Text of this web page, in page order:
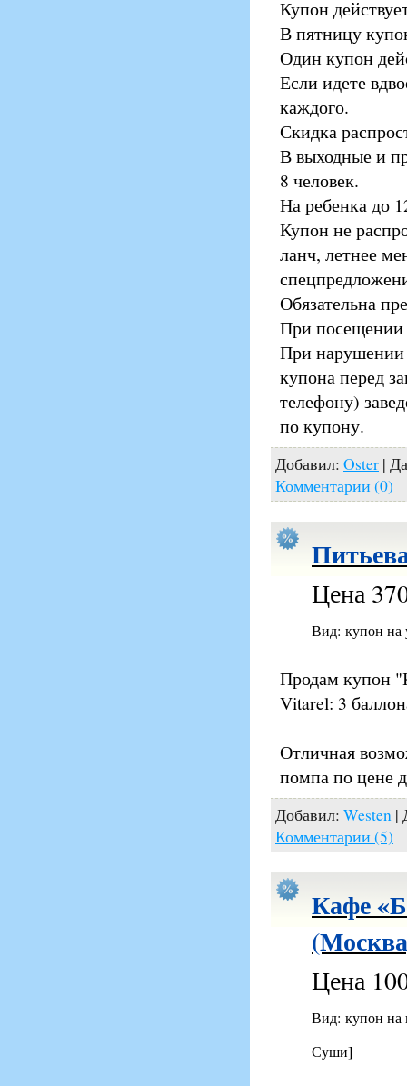
Купон
В пятницу
Один купон
Если идете
каждого.
Скидка
В выходные и
8 человек.
На ребенка до
Купон не
ланч, летнее
Обязательна
При посещении
При нарушении
купона перед
телефону)
по купону.
Добавил: Oster |
Комментарии (0)
Цена
Вид: купон
Продам купон
Vitarel: 3
Отличная
помпа по цене
Добавил: Westen |
Комментарии (5)
Кафе
Цена
Вид: купон
Суши]